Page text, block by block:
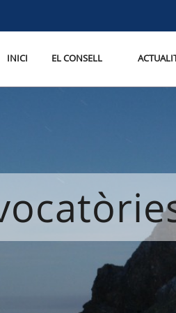
INICI EL CONSELL